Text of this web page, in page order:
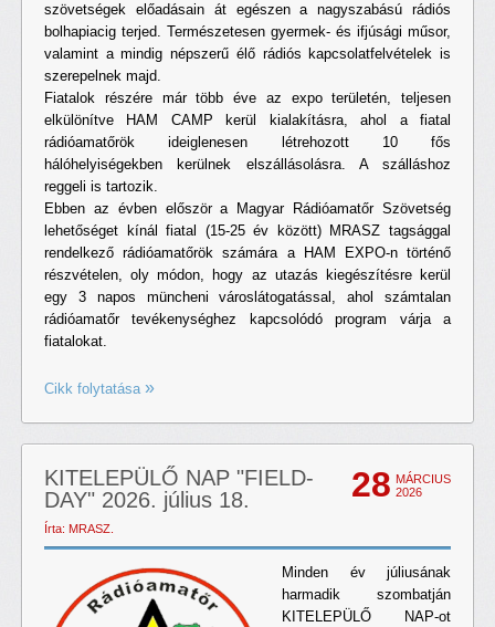
szövetségek előadásain át egészen a nagyszabású rádiós
bolhapiacig terjed. Természetesen gyermek- és ifjúsági műsor,
valamint a mindig népszerű élő rádiós kapcsolatfelvételek is
szerepelnek majd.
Fiatalok részére már több éve az expo területén, teljesen
elkülönítve HAM CAMP kerül kialakításra, ahol a fiatal
rádióamatőrök ideiglenesen létrehozott 10 fős
hálóhelyiségekben kerülnek elszállásolásra. A szálláshoz
reggeli is tartozik.
Ebben az évben először a Magyar Rádióamatőr Szövetség
lehetőséget kínál fiatal (15-25 év között) MRASZ tagsággal
rendelkező rádióamatőrök számára a HAM EXPO-n történő
részvételen, oly módon, hogy az utazás kiegészítésre kerül
egy 3 napos müncheni városlátogatással, ahol számtalan
rádióamatőr tevékenységhez kapcsolódó program várja a
fiatalokat.
Cikk folytatása
28 MÁRCIUS
2026
KITELEPÜLŐ NAP "FIELD-
DAY" 2026. július 18.
Írta: MRASZ.
Minden év júliusának
harmadik szombatján
KITELEPÜLŐ NAP-ot